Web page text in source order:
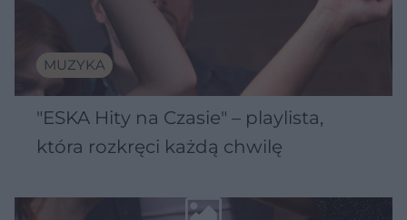
MUZYKA
"ESKA Hity na Czasie" – playlista,
która rozkręci każdą chwilę